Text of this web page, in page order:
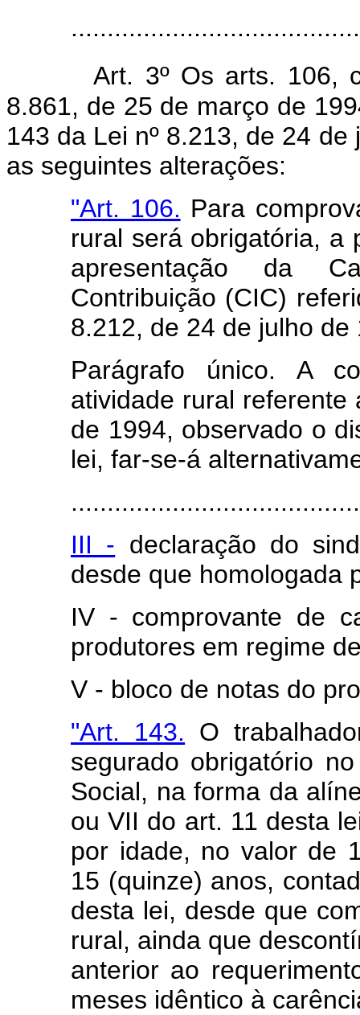
Art. 3º Os arts. 106,
8.861, de 25 de março de
143 da Lei nº 8.213, de 24
as seguintes alterações:
"Art. 106. Para
rural será obrigatória, a
apresentação da
Contribuição (CIC)
8.212, de 24 de julho de
Parágrafo único. A
atividade rural
de 1994, observado o
lei, far-se-á
III - declaração do
desde que homologada
IV - comprovante de
produtores em regime
V - bloco de notas do
"Art. 143. O
segurado obrigatório
Social, na forma da
ou VII do art. 11 desta
por idade, no valor de
15 (quinze) anos,
desta lei, desde que
rural, ainda que
anterior ao
meses idêntico à